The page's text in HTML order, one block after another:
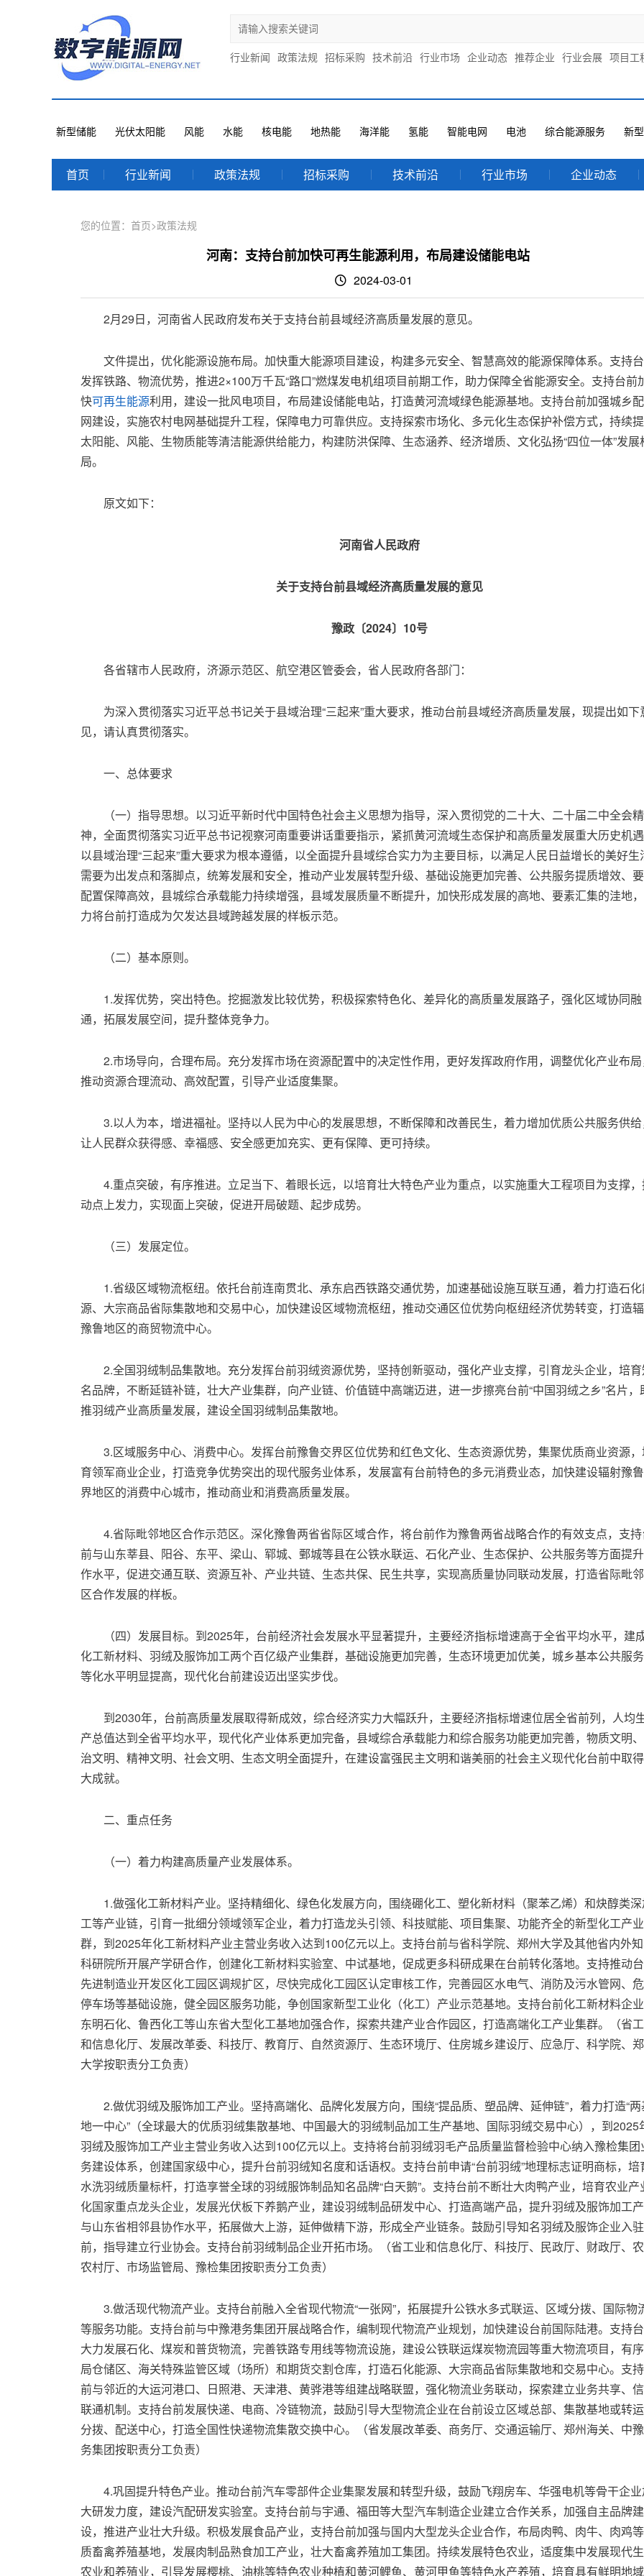
行业新闻 政策法规 招标采购 技术前沿 行业市场 企业动态 推荐企业 行业会展 项目工
新型储能 光伏太阳能 风能 水能 核电能 地热能 海洋能 氢能 智能电网 电池 综合能源服务 新
首页 行业新闻 政策法规 招标采购 技术前沿 行业市场 企业动态
您的位置： 首页>政策法规
河南：支持台前加快可再生能源利用，布局建设储能电站
2024-03-01
2月29日，河南省人民政府发布关于支持台前县域经济高质量发展的意见。
文件提出，优化能源设施布局。加快重大能源项目建设，构建多元安全、智慧高效的能源保障体系。支持
发挥铁路、物流优势，推进2×100万千瓦“路口”燃煤发电机组项目前期工作，助力保障全省能源安全。支持台前
快可再生能源利用，建设一批风电项目，布局建设储能电站，打造黄河流域绿色能源基地。支持台前加强城乡
网建设，实施农村电网基础提升工程，保障电力可靠供应。支持探索市场化、多元化生态保护补偿方式，持续
太阳能、风能、生物质能等清洁能源供给能力，构建防洪保障、生态涵养、经济增质、文化弘扬“四位一体”发展
局。
原文如下：
河南省人民政府
关于支持台前县域经济高质量发展的意见
豫政〔2024〕10号
各省辖市人民政府，济源示范区、航空港区管委会，省人民政府各部门：
为深入贯彻落实习近平总书记关于县域治理“三起来”重大要求，推动台前县域经济高质量发展，现提出如下
见，请认真贯彻落实。
一、总体要求
（一）指导思想。以习近平新时代中国特色社会主义思想为指导，深入贯彻党的二十大、二十届二中全会精
神，全面贯彻落实习近平总书记视察河南重要讲话重要指示，紧抓黄河流域生态保护和高质量发展重大历史机遇
以县域治理“三起来”重大要求为根本遵循，以全面提升县域综合实力为主要目标，以满足人民日益增长的美好生
需要为出发点和落脚点，统筹发展和安全，推动产业发展转型升级、基础设施更加完善、公共服务提质增效、
配置保障高效，县城综合承载能力持续增强，县域发展质量不断提升，加快形成发展的高地、要素汇集的洼地
力将台前打造成为欠发达县域跨越发展的样板示范。
（二）基本原则。
1.发挥优势，突出特色。挖掘激发比较优势，积极探索特色化、差异化的高质量发展路子，强化区域协同融
通，拓展发展空间，提升整体竞争力。
2.市场导向，合理布局。充分发挥市场在资源配置中的决定性作用，更好发挥政府作用，调整优化产业布局
推动资源合理流动、高效配置，引导产业适度集聚。
3.以人为本，增进福祉。坚持以人民为中心的发展思想，不断保障和改善民生，着力增加优质公共服务供给
让人民群众获得感、幸福感、安全感更加充实、更有保障、更可持续。
4.重点突破，有序推进。立足当下、着眼长远，以培育壮大特色产业为重点，以实施重大工程项目为支撑
动点上发力，实现面上突破，促进开局破题、起步成势。
（三）发展定位。
1.省级区域物流枢纽。依托台前连南贯北、承东启西铁路交通优势，加速基础设施互联互通，着力打造石
源、大宗商品省际集散地和交易中心，加快建设区域物流枢纽，推动交通区位优势向枢纽经济优势转变，打造
豫鲁地区的商贸物流中心。
2.全国羽绒制品集散地。充分发挥台前羽绒资源优势，坚持创新驱动，强化产业支撑，引育龙头企业，培
名品牌，不断延链补链，壮大产业集群，向产业链、价值链中高端迈进，进一步擦亮台前“中国羽绒之乡”名片，
推羽绒产业高质量发展，建设全国羽绒制品集散地。
3.区域服务中心、消费中心。发挥台前豫鲁交界区位优势和红色文化、生态资源优势，集聚优质商业资源
育领军商业企业，打造竞争优势突出的现代服务业体系，发展富有台前特色的多元消费业态，加快建设辐射豫
界地区的消费中心城市，推动商业和消费高质量发展。
4.省际毗邻地区合作示范区。深化豫鲁两省省际区域合作，将台前作为豫鲁两省战略合作的有效支点，支
前与山东莘县、阳谷、东平、梁山、郓城、鄄城等县在公铁水联运、石化产业、生态保护、公共服务等方面提
作水平，促进交通互联、资源互补、产业共链、生态共保、民生共享，实现高质量协同联动发展，打造省际毗
区合作发展的样板。
（四）发展目标。到2025年，台前经济社会发展水平显著提升，主要经济指标增速高于全省平均水平，建
化工新材料、羽绒及服饰加工两个百亿级产业集群，基础设施更加完善，生态环境更加优美，城乡基本公共服
等化水平明显提高，现代化台前建设迈出坚实步伐。
到2030年，台前高质量发展取得新成效，综合经济实力大幅跃升，主要经济指标增速位居全省前列，人均
产总值达到全省平均水平，现代化产业体系更加完备，县域综合承载能力和综合服务功能更加完善，物质文明
治文明、精神文明、社会文明、生态文明全面提升，在建设富强民主文明和谐美丽的社会主义现代化台前中取
大成就。
二、重点任务
（一）着力构建高质量产业发展体系。
1.做强化工新材料产业。坚持精细化、绿色化发展方向，围绕硼化工、塑化新材料（聚苯乙烯）和炔醇类
工等产业链，引育一批细分领域领军企业，着力打造龙头引领、科技赋能、项目集聚、功能齐全的新型化工产
群，到2025年化工新材料产业主营业务收入达到100亿元以上。支持台前与省科学院、郑州大学及其他省内外
科研院所开展产学研合作，创建化工新材料实验室、中试基地，促成更多科研成果在台前转化落地。支持推动
先进制造业开发区化工园区调规扩区，尽快完成化工园区认定审核工作，完善园区水电气、消防及污水管网、
停车场等基础设施，健全园区服务功能，争创国家新型工业化（化工）产业示范基地。支持台前化工新材料企
东明石化、鲁西化工等山东省大型化工基地加强合作，探索共建产业合作园区，打造高端化工产业集群。（省
和信息化厅、发展改革委、科技厅、教育厅、自然资源厅、生态环境厅、住房城乡建设厅、应急厅、科学院、
大学按职责分工负责）
2.做优羽绒及服饰加工产业。坚持高端化、品牌化发展方向，围绕“提品质、塑品牌、延伸链”，着力打造“
地一中心”（全球最大的优质羽绒集散基地、中国最大的羽绒制品加工生产基地、国际羽绒交易中心），到2025
羽绒及服饰加工产业主营业务收入达到100亿元以上。支持将台前羽绒羽毛产品质量监督检验中心纳入豫检集团
务建设体系，创建国家级中心，提升台前羽绒知名度和话语权。支持台前申请“台前羽绒”地理标志证明商标，培
水洗羽绒质量标杆，打造享誉全球的羽绒服饰制品知名品牌“白天鹅”。支持台前不断壮大肉鸭产业，培育农业产
化国家重点龙头企业，发展光伏板下养鹅产业，建设羽绒制品研发中心、打造高端产品，提升羽绒及服饰加工
与山东省相邻县协作水平，拓展做大上游，延伸做精下游，形成全产业链条。鼓励引导知名羽绒及服饰企业入
前，指导建立行业协会。支持台前羽绒制品企业开拓市场。（省工业和信息化厅、科技厅、民政厅、财政厅、
农村厅、市场监管局、豫检集团按职责分工负责）
3.做活现代物流产业。支持台前融入全省现代物流“一张网”，拓展提升公铁水多式联运、区域分拨、国际物
等服务功能。支持台前与中豫港务集团开展战略合作，编制现代物流产业规划，加快建设台前国际陆港。支持
大力发展石化、煤炭和普货物流，完善铁路专用线等物流设施，建设公铁联运煤炭物流园等重大物流项目，有
局仓储区、海关特殊监管区域（场所）和期货交割仓库，打造石化能源、大宗商品省际集散地和交易中心。支
前与邻近的大运河港口、日照港、天津港、黄骅港等组建战略联盟，强化物流业务联动，探索建立业务共享、
联通机制。支持台前发展快递、电商、冷链物流，鼓励引导大型物流企业在台前设立区域总部、集散基地或转运
分拨、配送中心，打造全国性快递物流集散交换中心。（省发展改革委、商务厅、交通运输厅、郑州海关、中
务集团按职责分工负责）
4.巩固提升特色产业。推动台前汽车零部件企业集聚发展和转型升级，鼓励飞翔房车、华强电机等骨干企
大研发力度，建设汽配研发实验室。支持台前与宇通、福田等大型汽车制造企业建立合作关系，加强自主品牌建
设，推进产业壮大升级。积极发展食品产业，支持台前加强与国内大型龙头企业合作，布局肉鸭、肉牛、肉鸡
质畜禽养殖基地，发展肉制品熟食加工产业，壮大畜禽养殖加工集团。持续发展特色农业，适度集中发展现代
农业和养殖业，引导发展樱桃、油桃等特色农业种植和黄河鲤鱼、黄河甲鱼等特色水产养殖，培育具有鲜明地